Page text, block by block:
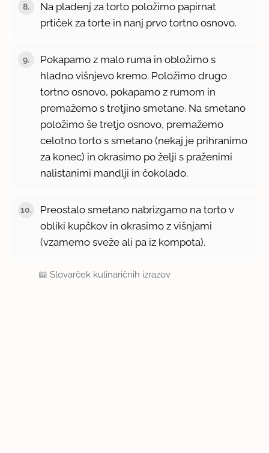
8.
Na pladenj za torto položimo papirnat
prtiček za torte in nanj prvo tortno osnovo.
9.
Pokapamo z malo ruma in obložimo s
hladno višnjevo kremo. Položimo drugo
tortno osnovo, pokapamo z rumom in
premažemo s tretjino smetane. Na smetano
položimo še tretjo osnovo, premažemo
celotno torto s smetano (nekaj je prihranimo
za konec) in okrasimo po želji s praženimi
nalistanimi mandlji in čokolado.
10.
Preostalo smetano nabrizgamo na torto v
obliki kupčkov in okrasimo z višnjami
(vzamemo sveže ali pa iz kompota).
📖Slovarček kulinaričnih izrazov